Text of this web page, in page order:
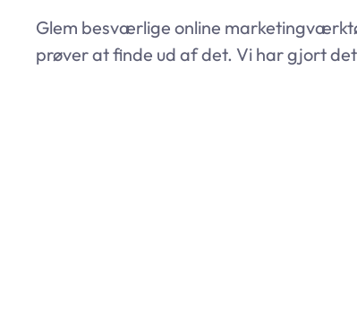
Glem besværlige online
prøver at finde ud af det. Vi har gjort